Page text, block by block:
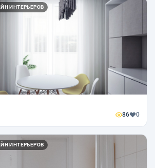
ИНТЕРЬЕРОВ
86 0
ИНТЕРЬЕРОВ